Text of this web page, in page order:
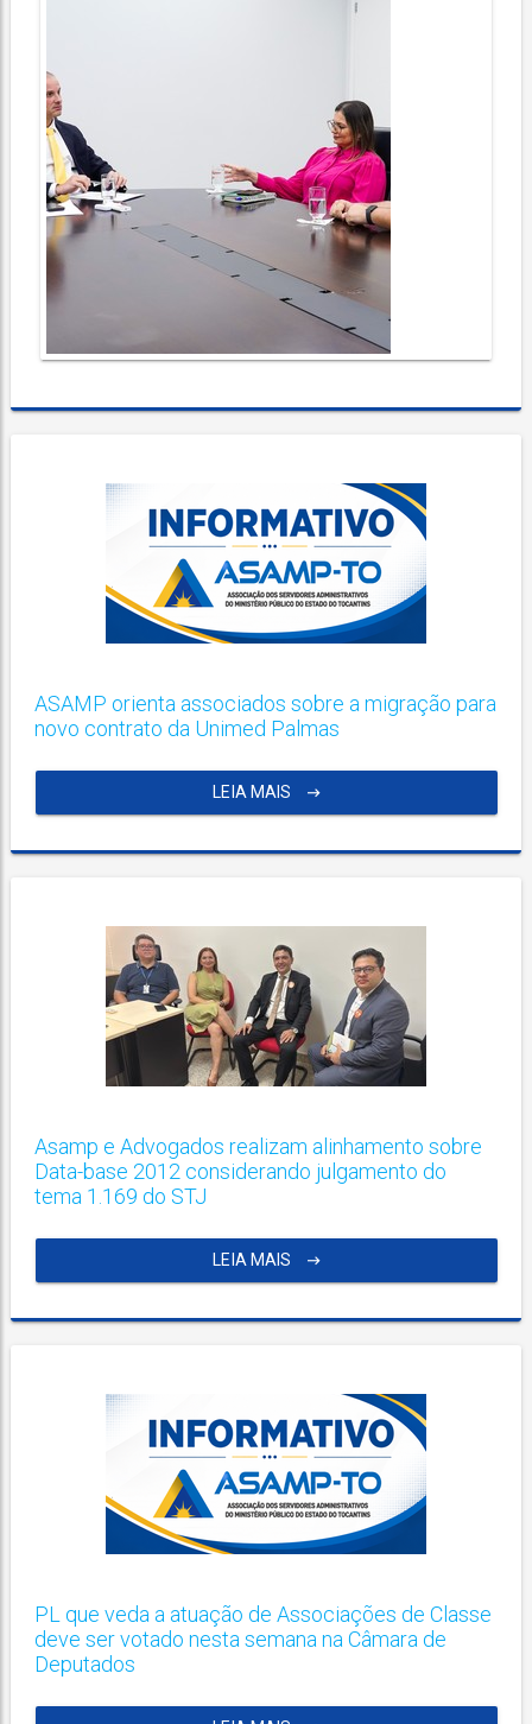
ASAMP orienta associados sobre a migração para
novo contrato da Unimed Palmas
LEIA MAIS
Asamp e Advogados realizam alinhamento sobre
Data-base 2012 considerando julgamento do
tema 1.169 do STJ
LEIA MAIS
PL que veda a atuação de Associações de Classe
deve ser votado nesta semana na Câmara de
Deputados